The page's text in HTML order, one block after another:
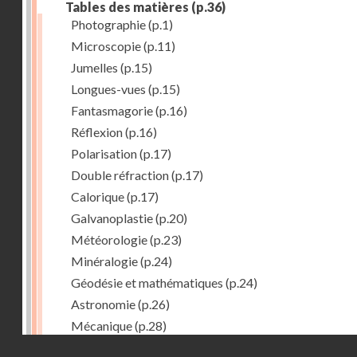
Tables des matières (p.36)
Photographie(p.1)
Microscopie(p.11)
Jumelles (p.15)
Longues-vues (p.15)
Fantasmagorie(p.16)
Réflexion(p.16)
Polarisation(p.17)
Double réfraction(p.17)
Calorique(p.17)
Galvanoplastie(p.20)
Météorologie(p.23)
Minéralogie(p.24)
Géodésie et mathématiques (p.24)
Astronomie(p.26)
Mécanique(p.28)